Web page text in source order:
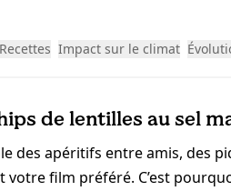
Recettes Impact sur le climat
de lentilles au sel
des apéritifs entre amis, des
film préféré. C’est